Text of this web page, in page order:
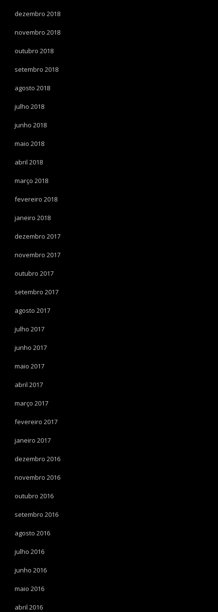
dezembro 2018
novembro 2018
outubro 2018
setembro 2018
agosto 2018
julho 2018
junho 2018
maio 2018
abril 2018
março 2018
fevereiro 2018
janeiro 2018
dezembro 2017
novembro 2017
outubro 2017
setembro 2017
agosto 2017
julho 2017
junho 2017
maio 2017
abril 2017
março 2017
fevereiro 2017
janeiro 2017
dezembro 2016
novembro 2016
outubro 2016
setembro 2016
agosto 2016
julho 2016
junho 2016
maio 2016
abril 2016